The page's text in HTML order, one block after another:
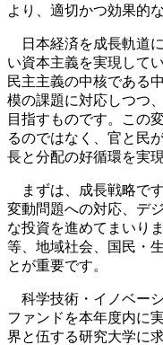
より、適切かつ効果的
日本経済を成長軌道
い資本主義を実現して
民主主義の中核である
模の課題に対応しつつ
目指すものです。この
るのではなく、官と民
長と分配の好循環を実
まずは、成長戦略で
変動問題への対応、デ
な投資を進めてまいり
等、地域社会、国民・
とが重要です。
科学技術・イノベー
ファンドを本年度内に
界と伍する研究大学に